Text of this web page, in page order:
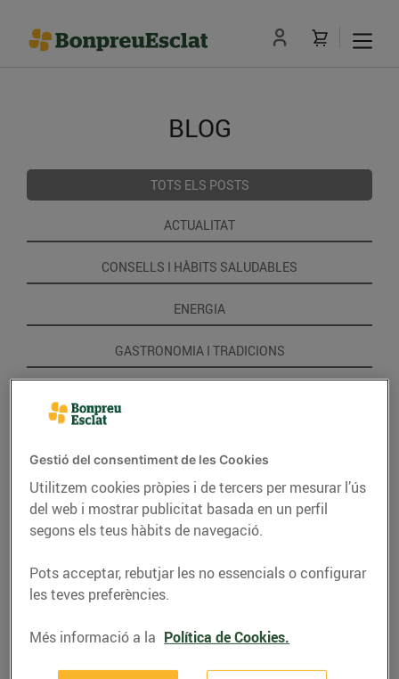
BLOG
TOTS ELS POSTS
ACTUALITAT
CONSELLS I HÀBITS SALUDABLES
ENERGIA
GASTRONOMIA I TRADICIONS
Gestió del consentiment de les Cookies
Utilitzem cookies pròpies i de tercers per mesurar l’ús
del web i mostrar publicitat basada en un perfil
segons els teus hàbits de navegació.
Pots acceptar, rebutjar les no essencials o configurar
les teves preferències.
Més informació a la Política de Cookies.